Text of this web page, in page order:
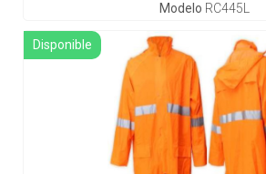
Modelo RC445L
Disponible